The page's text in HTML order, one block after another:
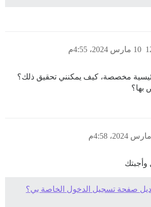
10 مارس 2024، 4:55م
مخصصة، كيف يمكنني تحقيق ذلك؟
بها؟
صفحة تسجيل الدخول الخاصة بي؟